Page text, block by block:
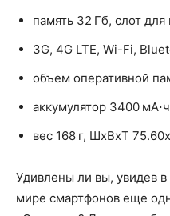
память 32 Гб, слот для
3G, 4G LTE, Wi-Fi,
объем оперативной
аккумулятор 3400 мА⋅ч
вес 168 г, ШxВxТ
Удивлены ли вы, увидев
мире смартфонов еще